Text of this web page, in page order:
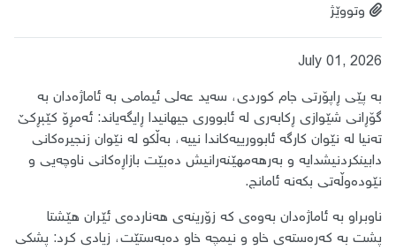
وتووێژ
July 01, 2026
بە پێی ڕاپۆرتی جام کوردی، سەید عەلی ئیمامی بە ئاماژەدان بە
گۆڕانی شێوازی ڕکابەری لە ئابووری جیهانیدا ڕایگەیاند: ئەمڕۆ کێبڕکێ
تەنیا لە نێوان کارگە ئابوورییەکاندا نییە، بەڵکو لە نێوان زنجیرەکانی
دابینکردنیشدایە و بەرهەمهێنەرانیش دەبێت بازاڕەکانی ناوچەیی و
نێودەوڵەتی بکەنە ئامانج.
ناوبراو بە ئاماژەدان بەوەی کە زۆرینەی هەناردەی ئێران هێشتا
پشت بە کەرەستەی خاو و نیمچە خاو دەبەستێت، زیادی کرد: پشکی